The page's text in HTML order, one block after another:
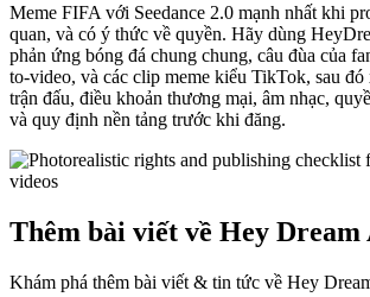
Meme FIFA với Seedance 2.0 mạnh nhất khi
quan, và có ý thức về quyền. Hãy dùng
phản ứng bóng đá chung chung, câu đùa của
to-video, và các clip meme kiểu TikTok, sau đó
trận đấu, điều khoản thương mại, âm nhạc,
và quy định nền tảng trước khi đăng.
Thêm bài viết về Hey Dream
Khám phá thêm bài viết & tin tức về Hey